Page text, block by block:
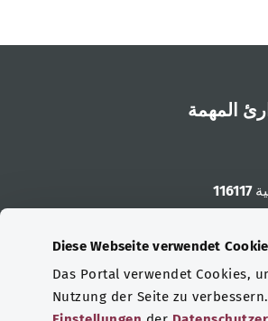
Diese Webseite verwendet
Das Portal verwendet Cookies,
Nutzung der Seite zu
المهمة
116117